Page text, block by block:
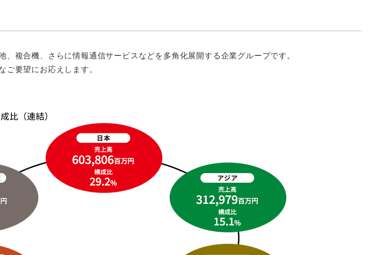
複合機、さらに情報通信サービスなどを多角化展開する企業グループです。
ご要望にお応えします。